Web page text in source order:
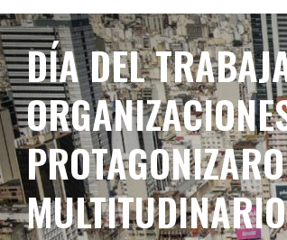
DÍA DEL
MULTITUDINARIO